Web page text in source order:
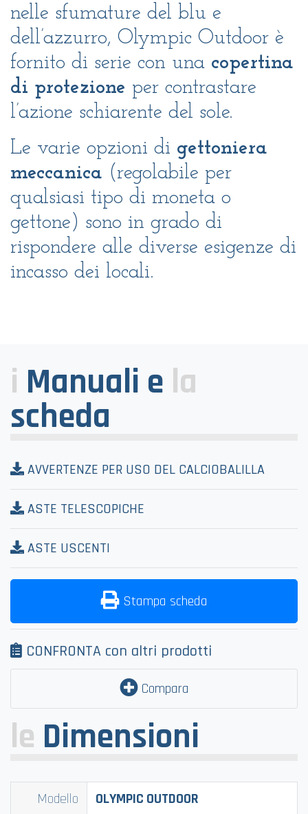
nelle sfumature del blu e
dell’azzurro, Olympic Outdoor è
fornito di serie con una copertina
di protezione per contrastare
l’azione schiarente del sole.
Le varie opzioni di gettoniera
meccanica (regolabile per
qualsiasi tipo di moneta o
gettone) sono in grado di
rispondere alle diverse esigenze di
incasso dei locali.
i Manuali e la
scheda
AVVERTENZE PER USO DEL CALCIOBALILLA
ASTE TELESCOPICHE
ASTE USCENTI
Stampa scheda
CONFRONTA con altri prodotti
Compara
le Dimensioni
Modello
OLYMPIC OUTDOOR